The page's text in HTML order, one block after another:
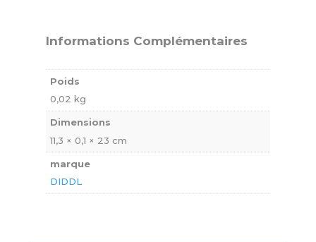
Informations Complémentaires
Poids
0,02 kg
Dimensions
11,3 × 0,1 × 23 cm
marque
DIDDL